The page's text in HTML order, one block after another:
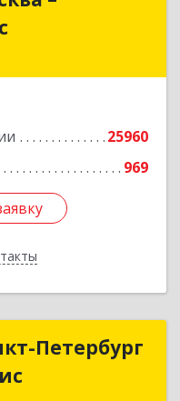
25960
969
офис
Петербург
Петербург
офис